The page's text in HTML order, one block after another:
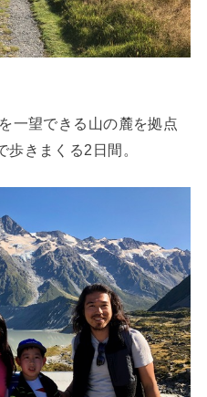
一望できる山の麓を拠点
きまくる2日間。